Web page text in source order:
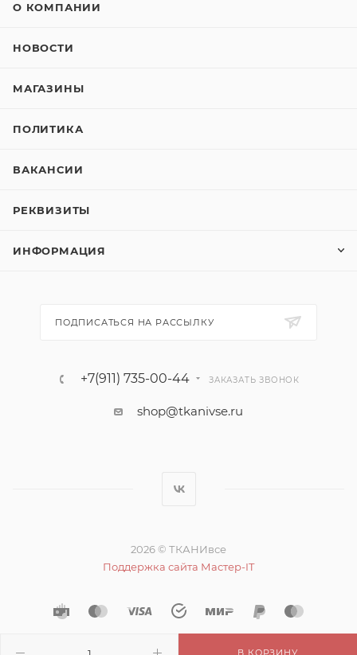
В КОРЗИНУ
О КОМПАНИИ
НОВОСТИ
МАГАЗИНЫ
ПОЛИТИКА
ВАКАНСИИ
РЕКВИЗИТЫ
ИНФОРМАЦИЯ
ПОДПИСАТЬСЯ НА РАССЫЛКУ
+7(911) 735-00-44 ЗАКАЗАТЬ ЗВОНОК
shop@tkanivse.ru
2026 © ТКАНИвсе
Поддержка сайта Мастер-IT